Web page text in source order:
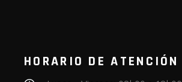
HORARIO DE ATENCIÓN